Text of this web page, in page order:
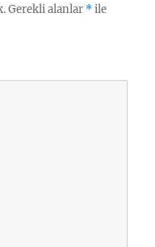
Gerekli alanlar *ile